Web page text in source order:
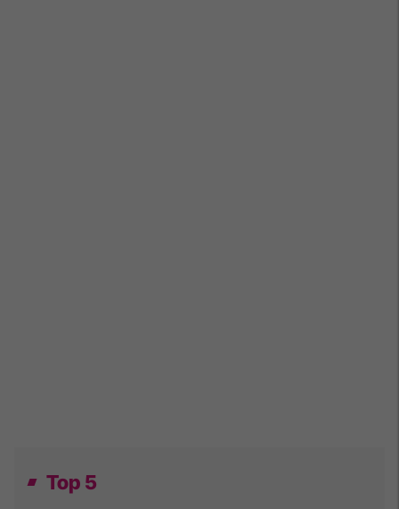
Top 5